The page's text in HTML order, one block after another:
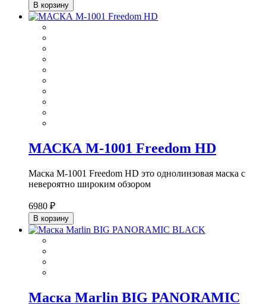
В корзину
МАСКА М-1001 Freedom HD
Маска M-1001 Freedom HD это однолинзовая маска с
невероятно широким обзором
6980 ₽
В корзину
Маска Marlin BIG PANORAMIC